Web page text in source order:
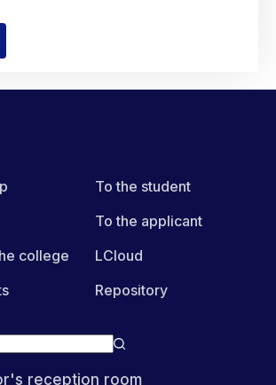
reception room
college
To the student
To the applicant
LCloud
Repository